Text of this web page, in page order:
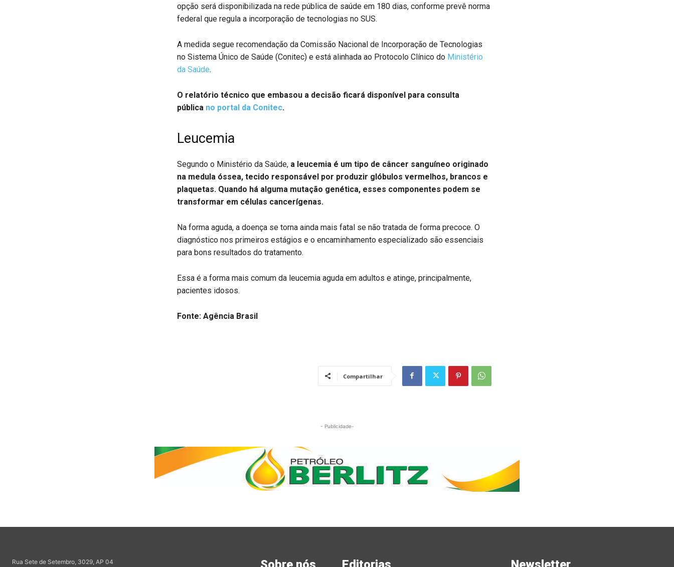
opção será disponibilizada na rede pública de saúde em 180 dias, conforme prevê norma
federal que regula a incorporação de tecnologias no SUS.
A medida segue recomendação da Comissão Nacional de Incorporação de Tecnologias
no Sistema Único de Saúde (Conitec) e está alinhada ao Protocolo Clínico do Ministério
da Saúde.
O relatório técnico que embasou a decisão ficará disponível para consulta
pública no portal da Conitec.
Leucemia
Segundo o Ministério da Saúde, a leucemia é um tipo de câncer sanguíneo originado
na medula óssea, tecido responsável por produzir glóbulos vermelhos, brancos e
plaquetas. Quando há alguma mutação genética, esses componentes podem se
transformar em células cancerígenas.
Na forma aguda, a doença se torna ainda mais fatal se não tratada de forma precoce. O
diagnóstico nos primeiros estágios e o encaminhamento especializado são essenciais
para bons resultados do tratamento.
Essa é a forma mais comum da leucemia aguda em adultos e atinge, principalmente,
pacientes idosos.
Fonte: Agência Brasil
Compartilhar
- Publicidade-
Rua Sete de Setembro, 3029, AP 04